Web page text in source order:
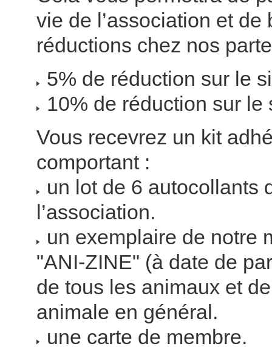
vie de l’association et de
réductions chez nos
5% de réduction sur le
10% de réduction sur le
Vous recevrez un kit
comportant :
un lot de 6 autocollants
l’association.
un exemplaire de notre
"ANI-ZINE" (à date de
de tous les animaux et
animale en général.
une carte de membre.